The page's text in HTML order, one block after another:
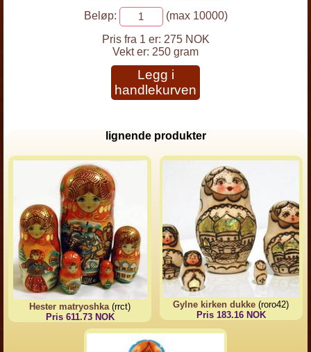
Beløp:
(max 10000)
Pris fra 1 er: 275 NOK
Vekt er: 250 gram
Legg i
handlekurven
lignende produkter
Hester matryoshka(rrct)
Pris 611.73 NOK
Gylne kirken dukke (roro42)
Pris 183.16 NOK